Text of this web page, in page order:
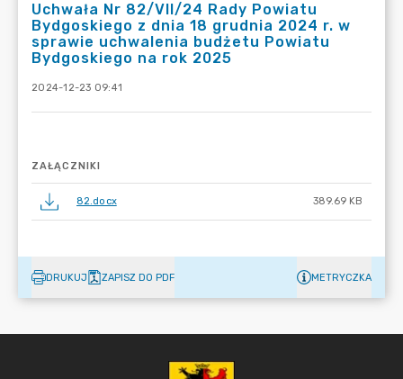
Uchwała Nr 82/VII/24 Rady Powiatu
Bydgoskiego z dnia 18 grudnia 2024 r. w
sprawie uchwalenia budżetu Powiatu
Bydgoskiego na rok 2025
2024-12-23 09:41
ZAŁĄCZNIKI
82.docx 389.69 KB
DRUKUJ ZAPISZ DO PDF METRYCZKA